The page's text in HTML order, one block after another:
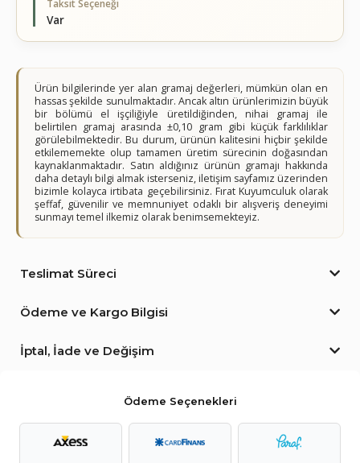
Taksit Seçeneği
Var
Ürün bilgilerinde yer alan gramaj değerleri, mümkün olan en
hassas şekilde sunulmaktadır. Ancak altın ürünlerimizin büyük
bir bölümü el işçiliğiyle üretildiğinden, nihai gramaj ile
belirtilen gramaj arasında ±0,10 gram gibi küçük farklılıklar
görülebilmektedir. Bu durum, ürünün kalitesini hiçbir şekilde
etkilememekte olup tamamen üretim sürecinin doğasından
kaynaklanmaktadır. Satın aldığınız ürünün gramajı hakkında
daha detaylı bilgi almak isterseniz, iletişim sayfamız üzerinden
bizimle kolayca irtibata geçebilirsiniz. Fırat Kuyumculuk olarak
şeffaf, güvenilir ve memnuniyet odaklı bir alışveriş deneyimi
sunmayı temel ilkemiz olarak benimsemekteyiz.
Teslimat Süreci
Ödeme ve Kargo Bilgisi
İptal, İade ve Değişim
Ödeme Seçenekleri